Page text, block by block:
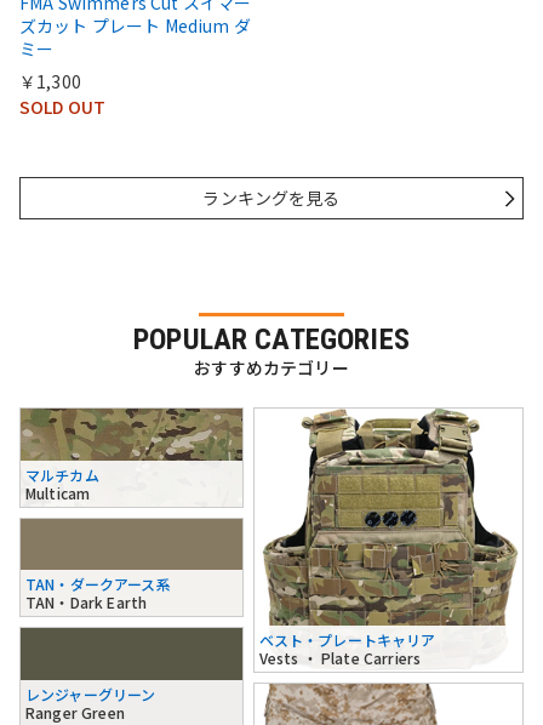
ズカット プレート Medium ダ
ミー
￥1,300
SOLD OUT
ランキングを見る
POPULAR CATEGORIES
おすすめカテゴリー
マルチカム
Multicam
TAN・ダークアース系
TAN・Dark Earth
レンジャーグリーン
Ranger Green
ベスト・プレートキャリア
Vests ・ Plate Carriers